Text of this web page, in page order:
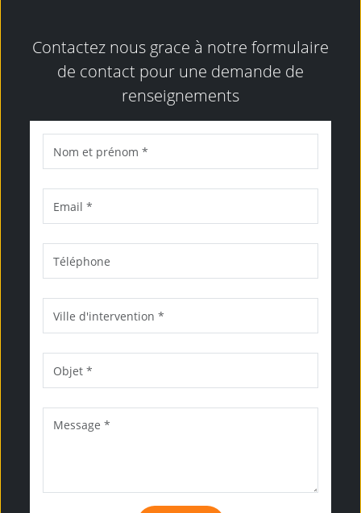
Contactez nous grace à notre formulaire
de contact pour une demande de
renseignements